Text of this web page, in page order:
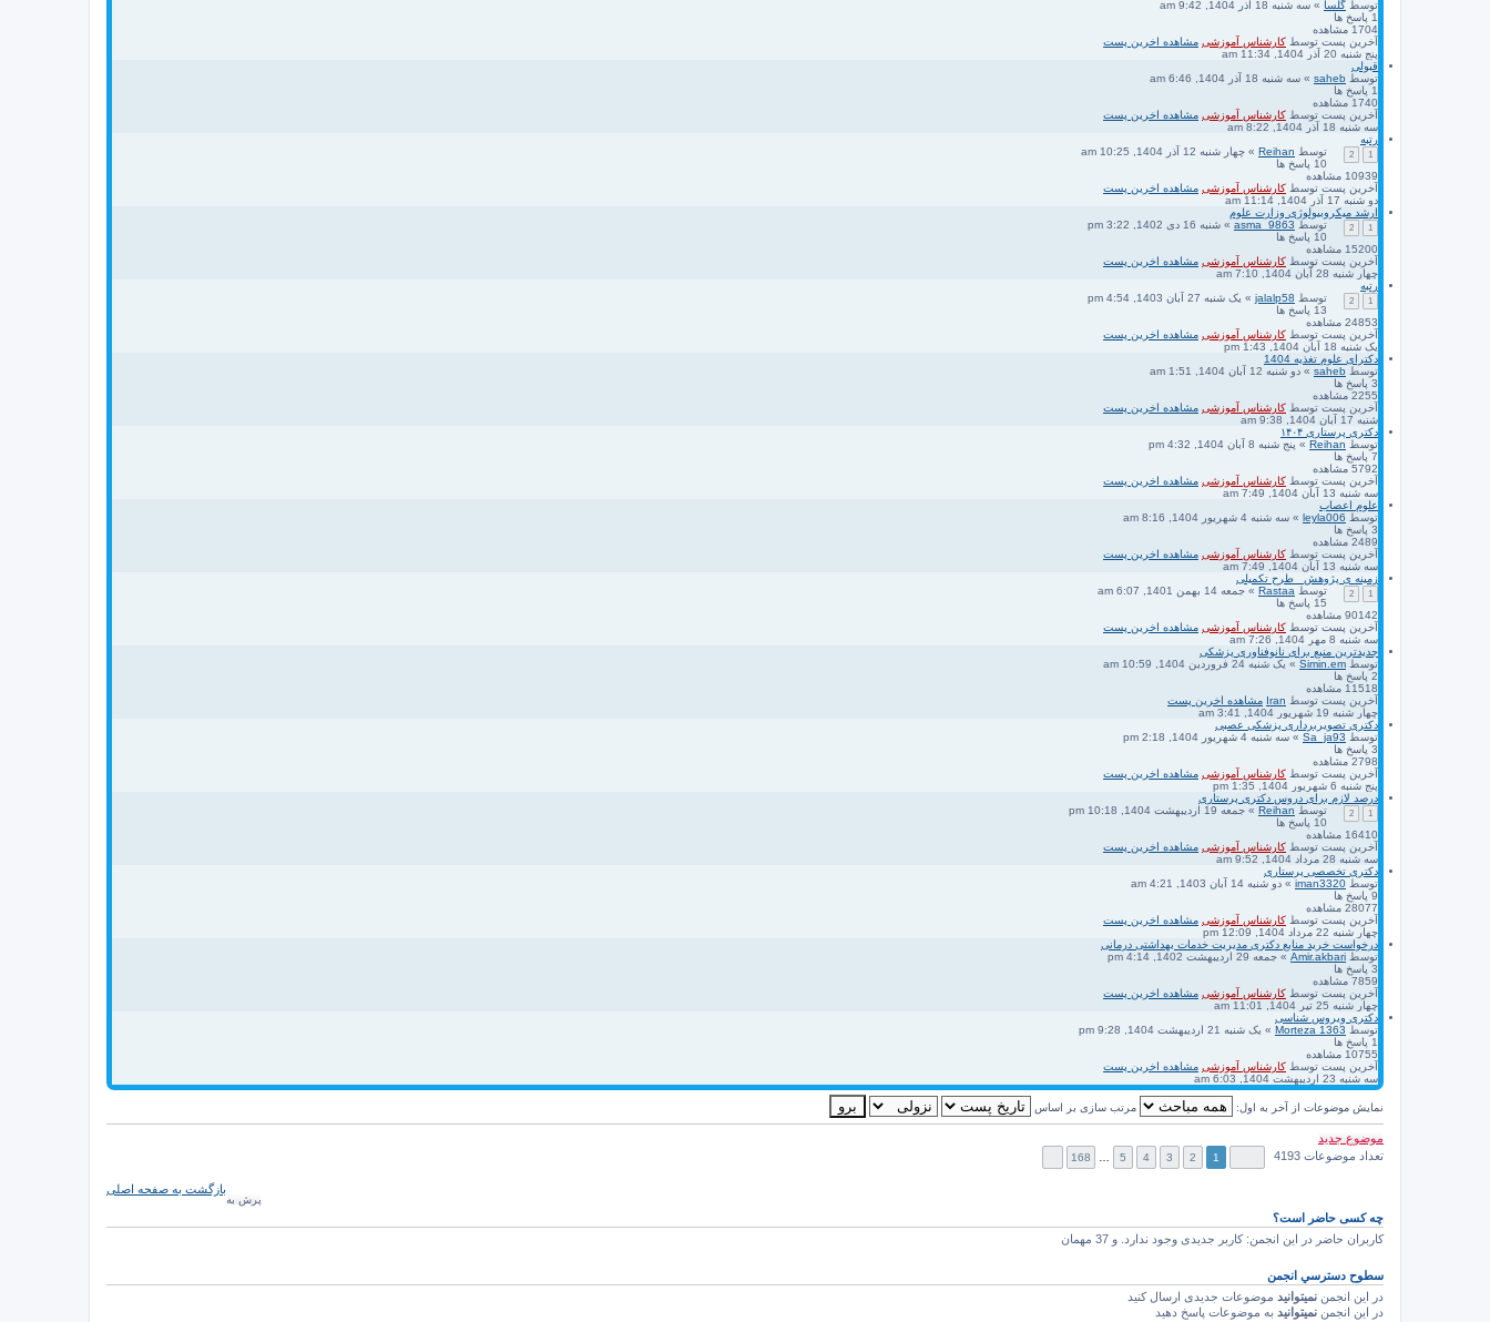
توسط گلسا » سه شنبه 18 آذر 1404, 9:42 am
1 پاسخ ها
1704 مشاهده
آخرین پست توسط کارشناس آموزشی مشاهده اخرین پست
پنج شنبه 20 آذر 1404, 11:34 am
قبولی
توسط saheb » سه شنبه 18 آذر 1404, 6:46 am
1 پاسخ ها
1740 مشاهده
آخرین پست توسط کارشناس آموزشی مشاهده اخرین پست
سه شنبه 18 آذر 1404, 8:22 am
رتبه
1
2 توسط Reihan » چهار شنبه 12 آذر 1404, 10:25 am
10 پاسخ ها
10939 مشاهده
آخرین پست توسط کارشناس آموزشی مشاهده اخرین پست
دو شنبه 17 آذر 1404, 11:14 am
ارشد میکروبیولوژی وزارت علوم
1
2 توسط asma_9863 » شنبه 16 دی 1402, 3:22 pm
10 پاسخ ها
15200 مشاهده
آخرین پست توسط کارشناس آموزشی مشاهده اخرین پست
چهار شنبه 28 آبان 1404, 7:10 am
رتبه
1
2 توسط jalalp58 » یک شنبه 27 آبان 1403, 4:54 pm
13 پاسخ ها
24853 مشاهده
آخرین پست توسط کارشناس آموزشی مشاهده اخرین پست
یک شنبه 18 آبان 1404, 1:43 pm
دکترای علوم تغذیه 1404
توسط saheb » دو شنبه 12 آبان 1404, 1:51 am
3 پاسخ ها
2255 مشاهده
آخرین پست توسط کارشناس آموزشی مشاهده اخرین پست
شنبه 17 آبان 1404, 9:38 am
دکتری پرستاری ۱۴۰۴
توسط Reihan » پنج شنبه 8 آبان 1404, 4:32 pm
7 پاسخ ها
5792 مشاهده
آخرین پست توسط کارشناس آموزشی مشاهده اخرین پست
سه شنبه 13 آبان 1404, 7:49 am
علوم اعصاب
توسط leyla006 » سه شنبه 4 شهریور 1404, 8:16 am
3 پاسخ ها
2489 مشاهده
آخرین پست توسط کارشناس آموزشی مشاهده اخرین پست
سه شنبه 13 آبان 1404, 7:49 am
زمینه ی پژوهش_ طرح تکمیلی
1
2 توسط Rastaa » جمعه 14 بهمن 1401, 6:07 am
15 پاسخ ها
90142 مشاهده
آخرین پست توسط کارشناس آموزشی مشاهده اخرین پست
سه شنبه 8 مهر 1404, 7:26 am
جدیدترین منبع برای نانوفناوری پزشکی
توسط Simin.em » یک شنبه 24 فروردین 1404, 10:59 am
2 پاسخ ها
11518 مشاهده
آخرین پست توسط Iran مشاهده اخرین پست
چهار شنبه 19 شهریور 1404, 3:41 am
دکتری تصویربرداری پزشکی عصبی
توسط Sa_ja93 » سه شنبه 4 شهریور 1404, 2:18 pm
3 پاسخ ها
2798 مشاهده
آخرین پست توسط کارشناس آموزشی مشاهده اخرین پست
پنج شنبه 6 شهریور 1404, 1:35 pm
درصد لازم برای دروس دکتری پرستاری
1
2 توسط Reihan » جمعه 19 اردیبهشت 1404, 10:18 pm
10 پاسخ ها
16410 مشاهده
آخرین پست توسط کارشناس آموزشی مشاهده اخرین پست
سه شنبه 28 مرداد 1404, 9:52 am
دکتری تخصصی پرستاری
توسط iman3320 » دو شنبه 14 آبان 1403, 4:21 am
9 پاسخ ها
28077 مشاهده
آخرین پست توسط کارشناس آموزشی مشاهده اخرین پست
چهار شنبه 22 مرداد 1404, 12:09 pm
درخواست خرید منابع دکتری مدیریت خدمات بهداشتی درمانی
توسط Amir.akbari » جمعه 29 اردیبهشت 1402, 4:14 pm
3 پاسخ ها
7859 مشاهده
آخرین پست توسط کارشناس آموزشی مشاهده اخرین پست
چهار شنبه 25 تیر 1404, 11:01 am
دکتری ویروس شناسی
توسط Morteza 1363 » یک شنبه 21 اردیبهشت 1404, 9:28 pm
1 پاسخ ها
10755 مشاهده
آخرین پست توسط کارشناس آموزشی مشاهده اخرین پست
سه شنبه 23 اردیبهشت 1404, 6:03 am
نمایش موضوعات از آخر به اول: مرتب سازی بر اساس
موضوع جدید
تعداد موضوعات 4193
1
2
3
4
5
168
بازگشت به صفحه اصلی
پرش به
چه کسی حاضر است؟
کاربران حاضر در این انجمن: کاربر جدیدی وجود ندارد. و 37 مهمان
سطوح دسترسي انجمن
در این انجمن نمیتوانید موضوعات جدیدی ارسال کنید
در این انجمن نمیتوانید به موضوعات پاسخ دهید